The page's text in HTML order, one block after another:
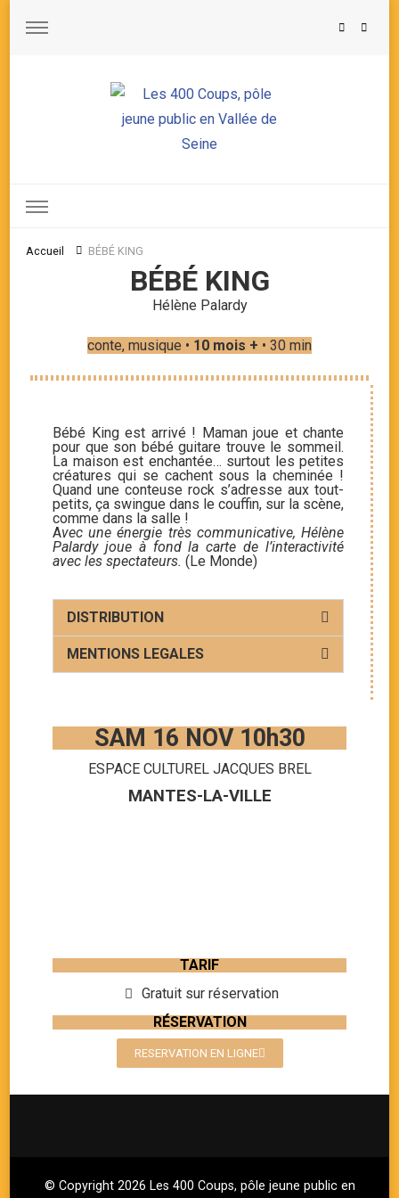
Accueil BÉBÉ KING
BÉBÉ KING
Hélène Palardy
conte, musique • 10 mois + • 30 min
Bébé King est arrivé ! Maman joue et chante
pour que son bébé guitare trouve le sommeil.
La maison est enchantée… surtout les petites
créatures qui se cachent sous la cheminée !
Quand une conteuse rock s’adresse aux tout-
petits, ça swingue dans le couffin, sur la scène,
comme dans la salle !
Avec une énergie très communicative, Hélène
Palardy joue à fond la carte de l’interactivité
avec les spectateurs. (Le Monde)
DISTRIBUTION
MENTIONS LEGALES
SAM 16 NOV 10h30
ESPACE CULTUREL JACQUES BREL
MANTES-LA-VILLE
TARIF
Gratuit sur réservation
RÉSERVATION
RESERVATION EN LIGNE
© Copyright 2026 Les 400 Coups, pôle jeune public en